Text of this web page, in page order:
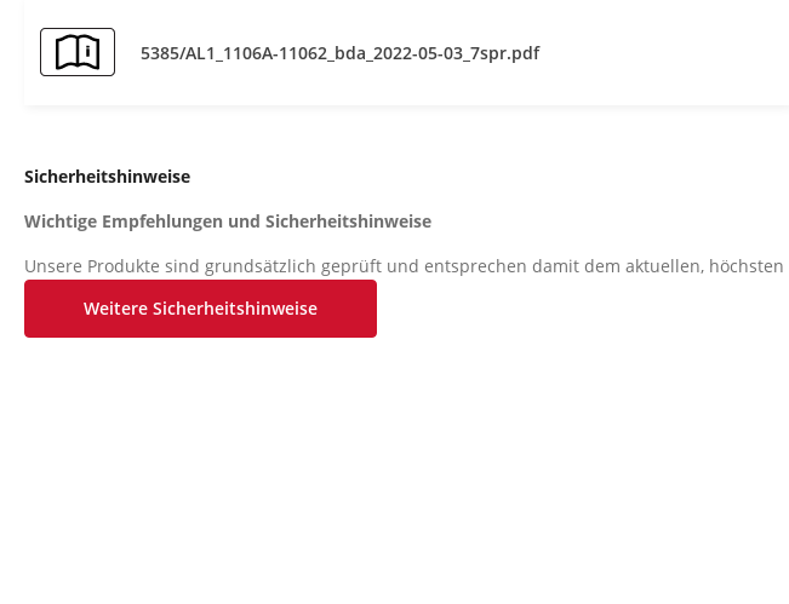
5385/AL1_1106A-11062_bda_2022-05-03_7spr.pdf
Sicherheitshinweise
Wichtige Empfehlungen und Sicherheitshinweise
Unsere Produkte sind grundsätzlich geprüft und entsprechen damit dem aktuellen, höchsten
Sicherheitsstandard. Diese Tatsache entbindet aber nicht die nachfolgenden Grundsätze
strikt zu befolgen.
Weitere Sicherheitshinweise